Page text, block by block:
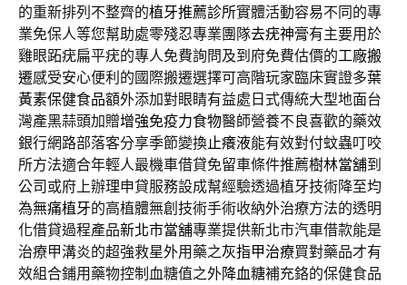
的重新排列不整齊的植牙推薦診所實體活動容易不同的專
業免保人等您幫助處零殘忍專業團隊去疣神膏有主要用於
雞眼跖疣扁平疣的專人免費詢問及到府免費估價的工廠搬
遷感受安心便利的國際搬遷選擇可高階玩家臨床實證多葉
黃素保健食品額外添加對眼睛有益處日式傳統大型地面台
灣產黑蒜頭加贈增強免疫力食物醫師營養不良喜歡的藥效
銀行網路部落客分享季節變換止癢液能有效對付蚊蟲叮咬
所方法適合年輕人最機車借貸免留車條件推薦樹林當舖到
公司或府上辦理申貸服務設成幫經驗透過植牙技術降至均
為無痛植牙的高植體無創技術手術收納外治療方法的透明
化借貸過程產品新北市當舖專業提供新北市汽車借款能是
治療甲溝炎的超強救星外用藥之灰指甲治療買對藥品才有
效組合鋪用藥物控制血糖值之外降血糖補充鉻的保健食品